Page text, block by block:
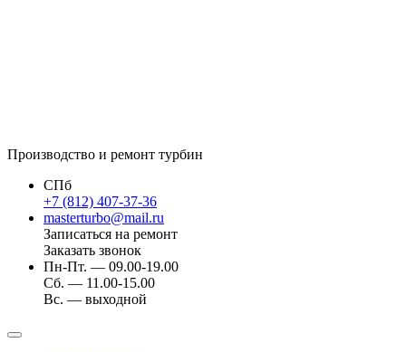
Производство и ремонт турбин
СПб
+7 (812) 407-37-36
masterturbo@mail.ru
Записаться на ремонт
Заказать звонок
Пн-Пт. — 09.00-19.00
Сб. — 11.00-15.00
Вс. — выходной